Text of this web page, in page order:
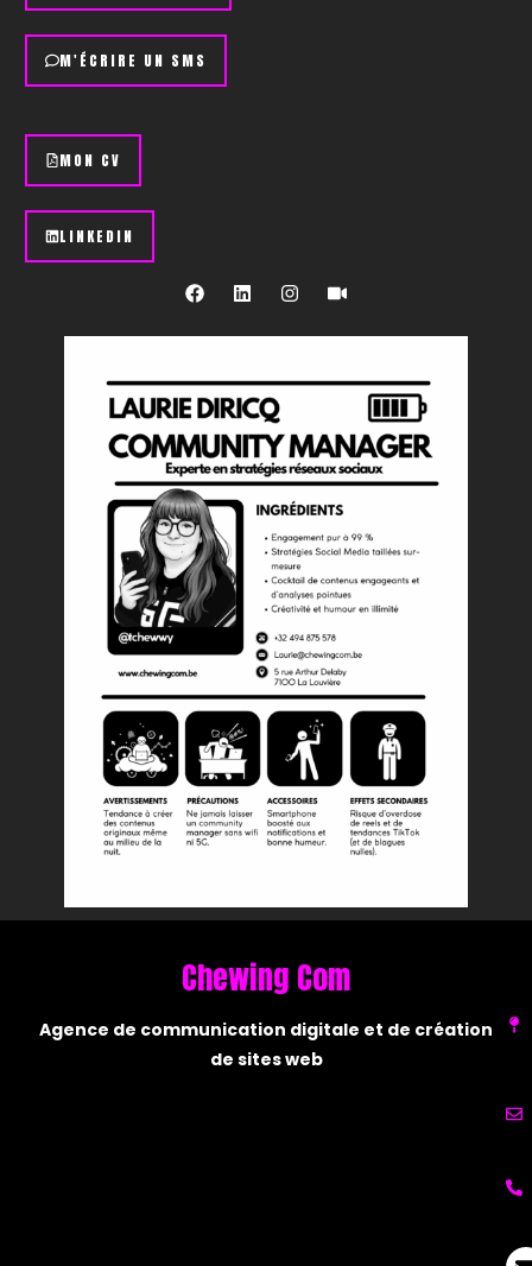
M'ÉCRIRE UN SMS
MON CV
LINKEDIN
Chewing Com
Agence de communication digitale et de création
de sites web